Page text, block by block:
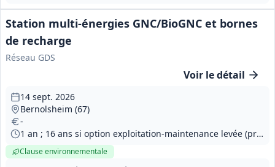
Station multi-énergies GNC/BioGNC et bornes
de recharge
Réseau GDS
Voir le détail
14 sept. 2026
Bernolsheim (67)
-
1 an ; 16 ans si option exploitation-maintenance levée (prise d'effet au plus tôt le 01/10/2026)
Clause environnementale